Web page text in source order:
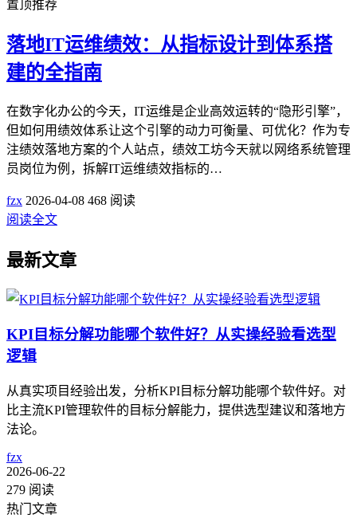
置顶推荐
落地IT运维绩效：从指标设计到体系搭
建的全指南
在数字化办公的今天，IT运维是企业高效运转的“隐形引擎”，
但如何用绩效体系让这个引擎的动力可衡量、可优化？作为专
注绩效落地方案的个人站点，绩效工坊今天就以网络系统管理
员岗位为例，拆解IT运维绩效指标的…
fzx 2026-04-08 468 阅读
阅读全文
最新文章
KPI目标分解功能哪个软件好？从实操经验看选型
逻辑
从真实项目经验出发，分析KPI目标分解功能哪个软件好。对
比主流KPI管理软件的目标分解能力，提供选型建议和落地方
法论。
fzx
2026-06-22
279 阅读
热门文章